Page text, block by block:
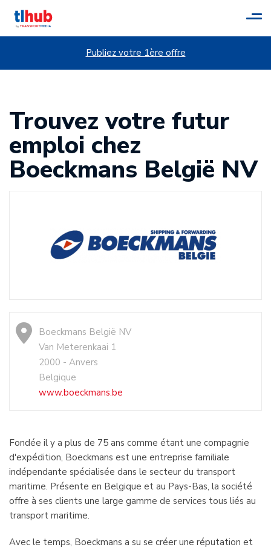
Publiez votre 1ère offre
Trouvez votre futur
emploi chez
Boeckmans België NV
Boeckmans België NV
Van Meterenkaai 1
2000 - Anvers
Belgique
www.boeckmans.be
Fondée il y a plus de 75 ans comme étant une compagnie
d'expédition, Boeckmans est une entreprise familiale
indépendante spécialisée dans le secteur du transport
maritime. Présente en Belgique et au Pays-Bas, la société
offre à ses clients une large gamme de services tous liés au
transport maritime.
Avec le temps, Boeckmans a su se créer une réputation et